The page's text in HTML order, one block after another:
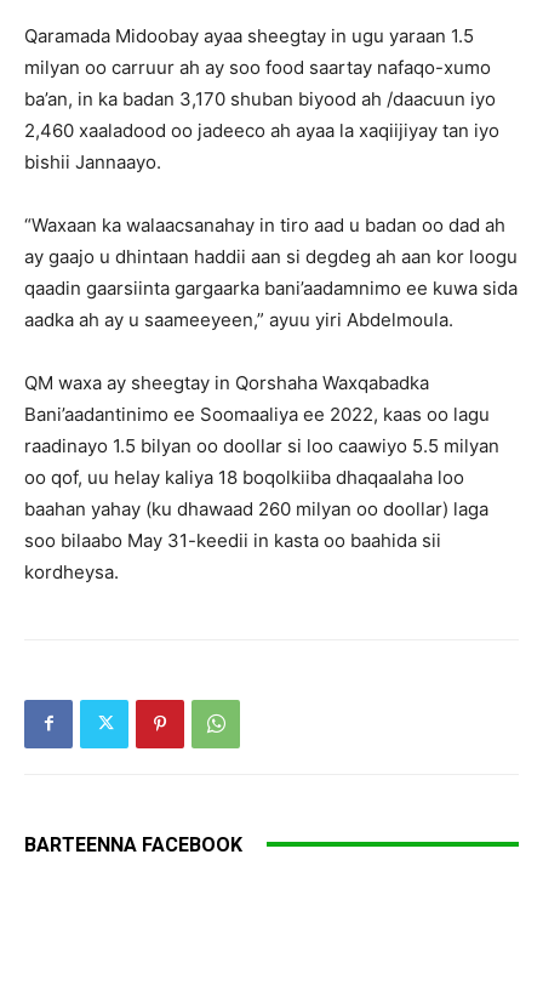
Qaramada Midoobay ayaa sheegtay in ugu yaraan 1.5
milyan oo carruur ah ay soo food saartay nafaqo-xumo
ba’an, in ka badan 3,170 shuban biyood ah /daacuun iyo
2,460 xaaladood oo jadeeco ah ayaa la xaqiijiyay tan iyo
bishii Jannaayo.
“Waxaan ka walaacsanahay in tiro aad u badan oo dad ah
ay gaajo u dhintaan haddii aan si degdeg ah aan kor loogu
qaadin gaarsiinta gargaarka bani’aadamnimo ee kuwa sida
aadka ah ay u saameeyeen,” ayuu yiri Abdelmoula.
QM waxa ay sheegtay in Qorshaha Waxqabadka
Bani’aadantinimo ee Soomaaliya ee 2022, kaas oo lagu
raadinayo 1.5 bilyan oo doollar si loo caawiyo 5.5 milyan
oo qof, uu helay kaliya 18 boqolkiiba dhaqaalaha loo
baahan yahay (ku dhawaad ​​260 milyan oo doollar) laga
soo bilaabo May 31-keedii in kasta oo baahida sii
kordheysa.
BARTEENNA FACEBOOK